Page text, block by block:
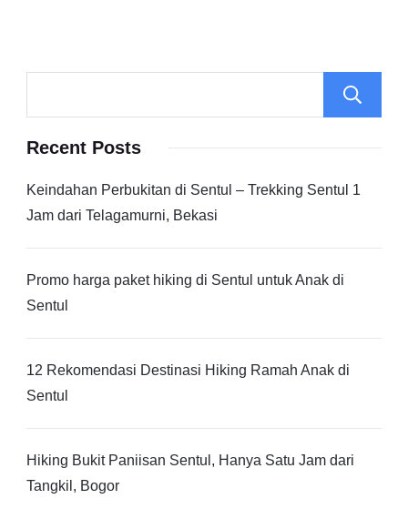
Recent Posts
Keindahan Perbukitan di Sentul – Trekking Sentul 1
Jam dari Telagamurni, Bekasi
Promo harga paket hiking di Sentul untuk Anak di
Sentul
12 Rekomendasi Destinasi Hiking Ramah Anak di
Sentul
Hiking Bukit Paniisan Sentul, Hanya Satu Jam dari
Tangkil, Bogor